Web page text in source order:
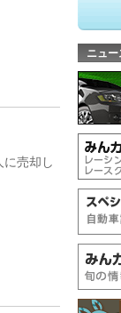
売却し
ニュー